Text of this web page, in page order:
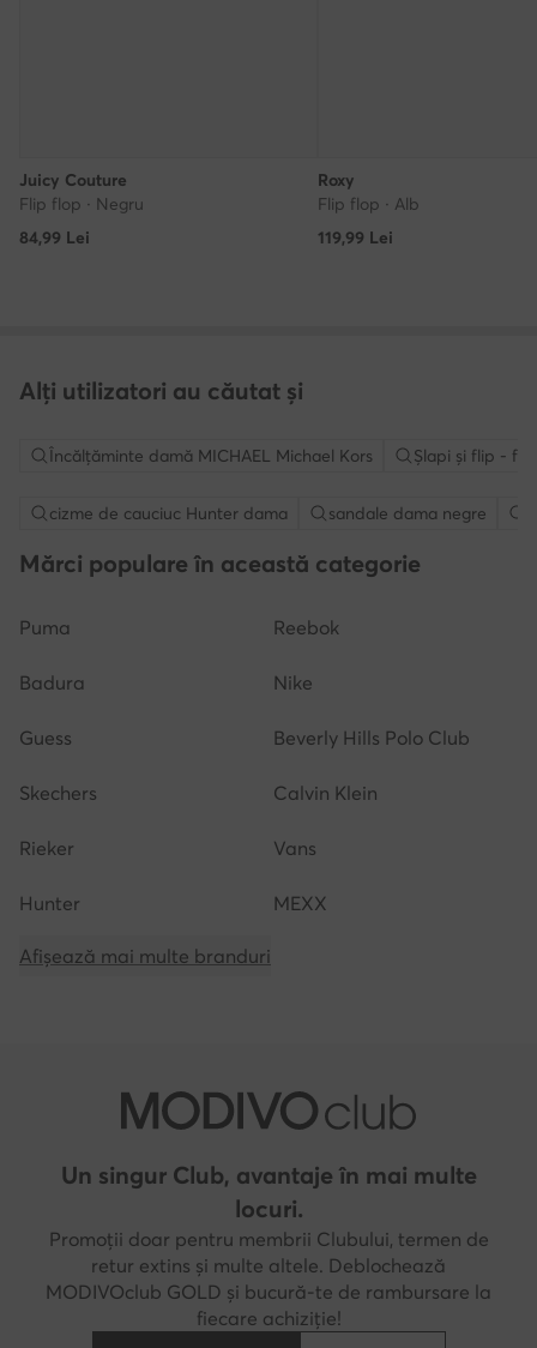
Juicy Couture
Flip flop · Negru
84,99 Lei
Roxy
Flip flop · Alb
119,99 Lei
Alți utilizatori au căutat și
Încălțăminte damă MICHAEL Michael Kors Șlapi și flip -
cizme de cauciuc Hunter dama sandale dama negre
Mărci populare în această categorie
Puma Reebok
Badura Nike
Guess Beverly Hills Polo Club
Skechers Calvin Klein
Rieker Vans
Hunter MEXX
Afișează mai multe branduri
Un singur Club, avantaje în mai multe
locuri.
Promoții doar pentru membrii Clubului, termen de
retur extins și multe altele. Deblochează
MODIVOclub GOLD și bucură-te de rambursare la
fiecare achiziție!